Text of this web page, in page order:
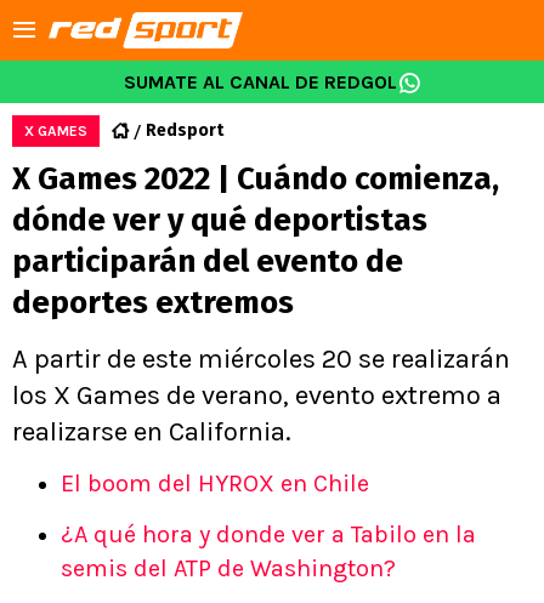
SUMATE AL CANAL DE REDGOL
X GAMES Redsport
X Games 2022 | Cuándo comienza,
dónde ver y qué deportistas
participarán del evento de
deportes extremos
A partir de este miércoles 20 se realizarán
los X Games de verano, evento extremo a
realizarse en California.
El boom del HYROX en Chile
¿A qué hora y donde ver a Tabilo en la
semis del ATP de Washington?